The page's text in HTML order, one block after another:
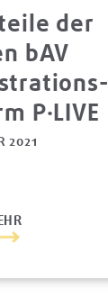
der
bAV
P·LIVE
2021